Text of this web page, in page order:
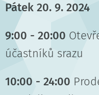
Pátek 20. 9. 2024
9:00 - 20:00
účastníků srazu
10:00 - 24:00